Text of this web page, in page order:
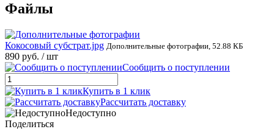
Файлы
Кокосовый субстрат.jpg Дополнительные фотографии, 52.88 КБ
890 руб. / шт
Сообщить о поступлении
Купить в 1 клик
Рассчитать доставку
Недоступно
Поделиться